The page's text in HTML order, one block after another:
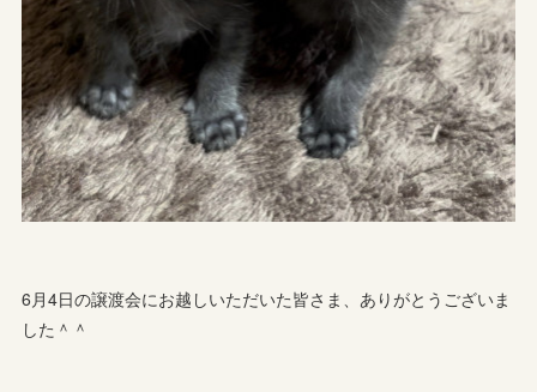
6月4日の譲渡会にお越しいただいた皆さま、ありがとうございま
した＾＾